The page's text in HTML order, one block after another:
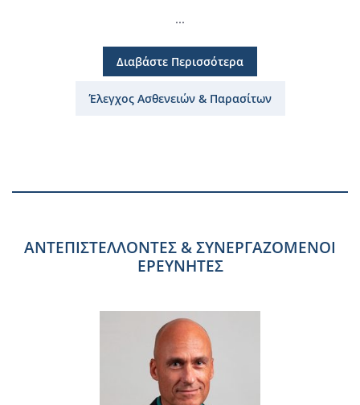
...
Διαβάστε Περισσότερα
Έλεγχος Ασθενειών & Παρασίτων
ΑΝΤΕΠΙΣΤΕΛΛΟΝΤΕΣ & ΣΥΝΕΡΓΑΖΟΜΕΝΟΙ
ΕΡΕΥΝΗΤΕΣ